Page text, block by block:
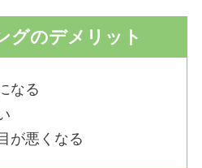
グのデメリット
なる
が悪くなる